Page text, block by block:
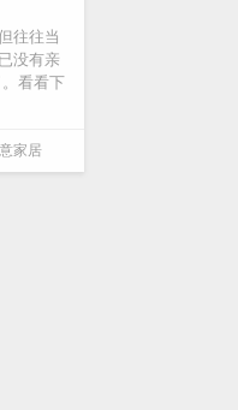
往往当
没有亲
看看下
家居